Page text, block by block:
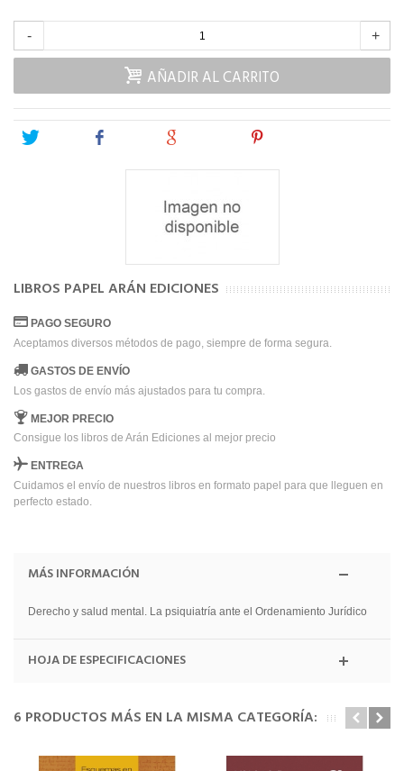
- +
AÑADIR AL CARRITO
Tweet
LIBROS PAPEL ARÁN EDICIONES
PAGO SEGURO
Aceptamos diversos métodos de pago, siempre de forma segura.
GASTOS DE ENVÍO
Los gastos de envío más ajustados para tu compra.
MEJOR PRECIO
Consigue los libros de Arán Ediciones al mejor precio
ENTREGA
Cuidamos el envío de nuestros libros en formato papel para que lleguen en
perfecto estado.
MÁS INFORMACIÓN
Derecho y salud mental. La psiquiatría ante el Ordenamiento Jurídico
HOJA DE ESPECIFICACIONES
6 PRODUCTOS MÁS EN LA MISMA CATEGORÍA: